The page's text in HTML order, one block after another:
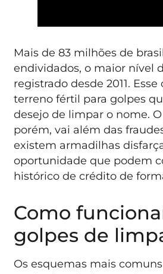
Mais de 83 milhões de
endividados, o maior nível
registrado desde 2011.
terreno fértil para golpes
desejo de limpar o nome.
porém, vai além das
existem armadilhas
oportunidade que podem
histórico de crédito de
Como
golpes de
Os esquemas mais